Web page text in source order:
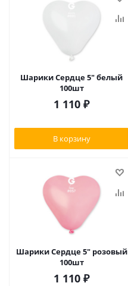
Шарики Сердце 5" белый
100шт
1 110 ₽
В корзину
Шарики Сердце 5" розовый
100шт
1 110 ₽